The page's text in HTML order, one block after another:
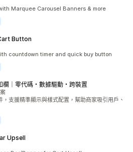
Marquee Carousel Banners & more
Button
countdown timer and quick buy button
｜零代碼・數據驅動・跨裝置
支援精準顯示與樣式配置，幫助商家吸引用戶、
Upsell